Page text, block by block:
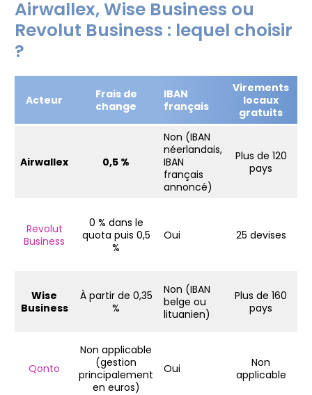
Airwallex, Wise Business ou
Revolut Business : lequel choisir
?
Acteur
Frais de
change
IBAN
français
Virements
locaux
gratuits
Airwallex 0,5 %
Non (IBAN
néerlandais,
IBAN
français
annoncé)
Plus de 120
pays
Revolut
Business
0 % dans le
quota puis 0,5
%
Oui 25 devises
Wise
Business
À partir de 0,35
%
Non (IBAN
belge ou
lituanien)
Plus de 160
pays
Qonto
Non applicable
(gestion
principalement
en euros)
Oui
Non
applicable